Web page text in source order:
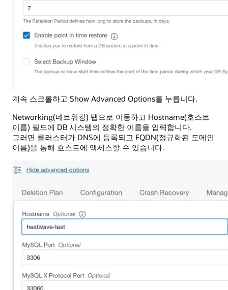
계속 스크롤하고 Show Advanced Options를 누릅니다.
Networking(네트워킹) 탭으로 이동하고 Hostname(호스트
이름) 필드에 DB 시스템의 정확한 이름을 입력합니다.
그러면 클러스터가 DNS에 등록되고 FQDN(정규화된 도메인
이름)을 통해 호스트에 액세스할 수 있습니다.